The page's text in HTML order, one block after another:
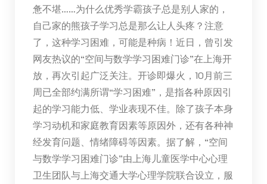
惫不堪……为什么优秀学霸孩子总是别人家的，
自己家的熊孩子学习总是那么让人头疼？注意
了，这种学习困难，可能是种病！近日，曾引发
网友热议的“空间与数学学习困难门诊”在上海开
放，再次引起广泛关注。开诊即爆火，10月前三
周已全部约满所谓“学习困难”，是指各种原因引
起的学习能力低、学业表现不佳。除了孩子本身
学习动机和家庭教育因素等原因外，还有各种神
经发育问题、情绪障碍等因素。据了解，“空间
与数学学习困难门诊”由上海儿童医学中心心理
卫生团队与上海交通大学心理学院联合设立，服